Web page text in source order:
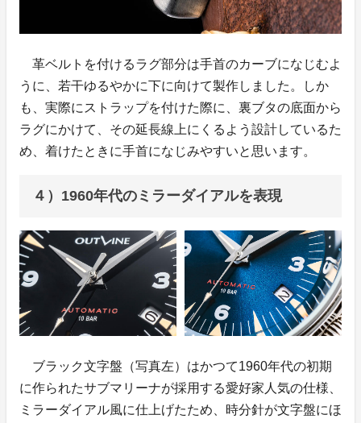
革ベルトを付けるラグ部分は手首のカーブになじむよ
うに、若干ゆるやかに下に向けて製作しました。しか
も、実際にストラップを付けた際に、裏ブタの底面から
ラグにかけて、その延長線上にくるよう設計しているた
め、着けたときに手首になじみやすいと思います。
４）1960年代のミラーダイアルを表現
ブラック文字盤（写真左）はかつて1960年代の初期
に作られたサブマリーナが採用する愛好家人気の仕様、
ミラーダイアル風に仕上げたため、時分針が文字盤にほ